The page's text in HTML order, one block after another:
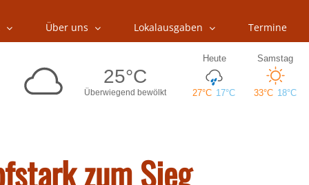
Über uns Lokalausgaben Termine
zum Sieg